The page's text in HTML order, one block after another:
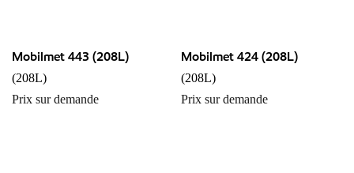
Mobilmet 443 (208L)
(208L)
Prix sur demande
Mobilmet 424 (208L)
(208L)
Prix sur demande